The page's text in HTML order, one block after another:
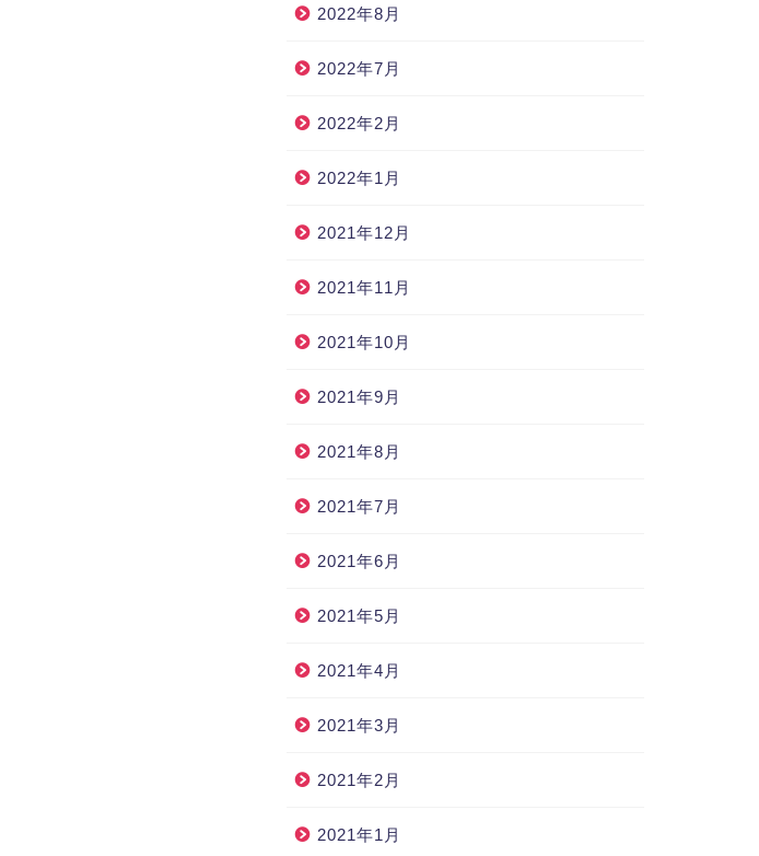
2022年8月
2022年7月
2022年2月
2022年1月
2021年12月
2021年11月
2021年10月
2021年9月
2021年8月
2021年7月
2021年6月
2021年5月
2021年4月
2021年3月
2021年2月
2021年1月